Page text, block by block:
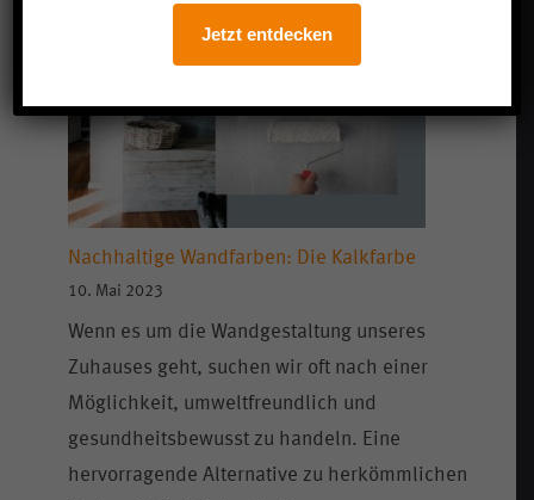
Nachhaltige Wandfarben: Die Kalkfarbe
10. Mai 2023
Wenn es um die Wandgestaltung unseres
Zuhauses geht, suchen wir oft nach einer
Möglichkeit, umweltfreundlich und
gesundheitsbewusst zu handeln. Eine
hervorragende Alternative zu herkömmlichen
Jetzt entdecken